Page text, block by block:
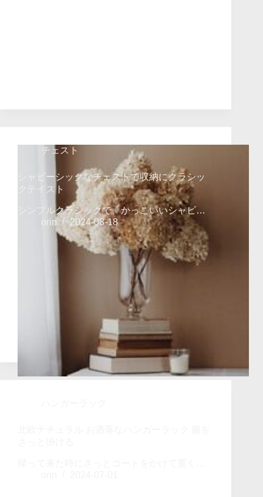
チェスト
シャビーシックなチェストで収納にクラシッ
クテイスト
シンプルクラシックで、かっこいいシャビ…
orin
2024-08-18